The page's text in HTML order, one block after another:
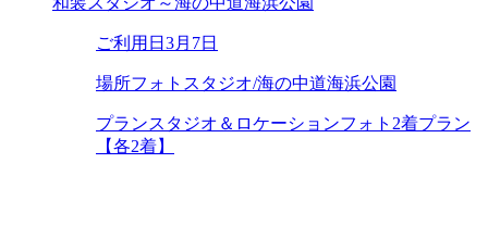
ご利用日 3月7日
場所フォトスタジオ/海の中道海浜公園
プランスタジオ＆ロケーションフォト2着プラン
【各2着】